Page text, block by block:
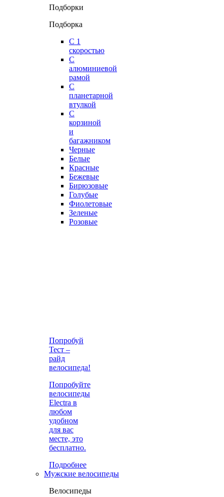
Подборки
Подборка
С 1
скоростью
С
алюминиевой
рамой
С
планетарной
втулкой
С
корзиной
и
багажником
Черные
Белые
Красные
Бежевые
Бирюзовые
Голубые
Фиолетовые
Зеленые
Розовые
Попробуй
Тест –
райд
велосипеда!
Попробуйте
велосипеды
Electra в
любом
удобном
для вас
месте, это
бесплатно.
Подробнее
Мужские велосипеды
Велосипеды